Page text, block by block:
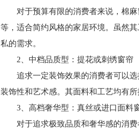
对于预算有限的消费者来说，棉麻
等，适合简约风格的家居环境。虽然
私的需求。
2、中档品质型：提花或刺绣窗帘
追求一定装饰效果的消费者可以选
装饰性和艺术感。其面料和工艺均有
3、高档奢华型：真丝或进口面料
对于追求极致品质和奢华感的消费